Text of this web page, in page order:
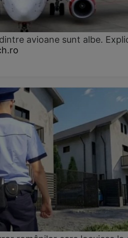
avioane sunt albe.